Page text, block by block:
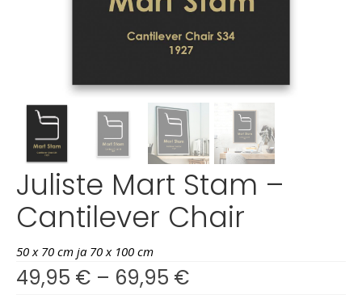
Juliste Mart Stam –
Cantilever Chair
50 x 70 cm ja 70 x 100 cm
49,95 € – 69,95 €